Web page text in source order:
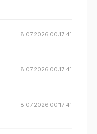
8.07.2026 00:17:41
8.07.2026 00:17:41
8.07.2026 00:17:41